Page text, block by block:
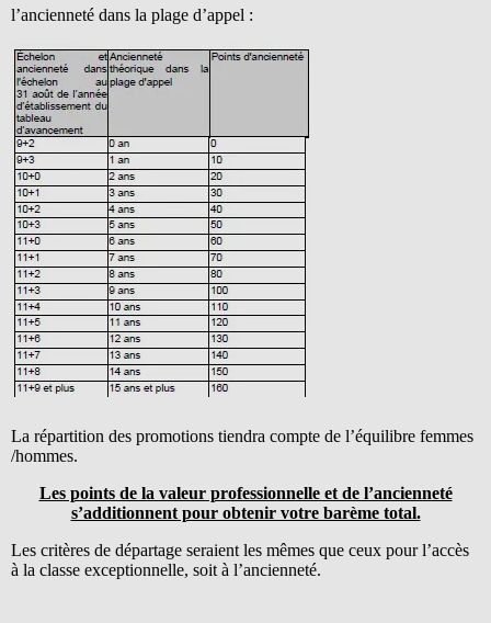
l’ancienneté dans la plage d’appel :
La répartition des promotions tiendra compte de l’équilibre femmes
/hommes.
Les points de la valeur professionnelle et de l’ancienneté
s’additionnent pour obtenir votre barème total.
Les critères de départage seraient les mêmes que ceux pour l’accès
à la classe exceptionnelle, soit à l’ancienneté.